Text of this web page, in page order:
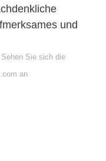
und
Sehen Sie sich die
an